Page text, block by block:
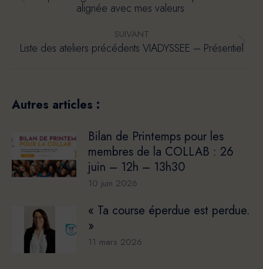
précédent
:
alignée avec mes valeurs.
SUIVANT
Article
Liste des ateliers précédents VIADYSSEE – Présentiel
Autres articles :
Bilan de Printemps pour les
membres de la COLLAB : 26
juin – 12h – 13h30
10 juin 2026
« Ta course éperdue est perdue.
»
11 mars 2026